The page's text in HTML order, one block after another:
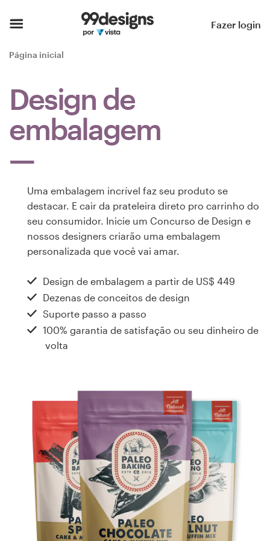
Fazer login
Página inicial
Design de
embalagem
Uma embalagem incrível faz seu produto se
destacar. E cair da prateleira direto pro carrinho do
seu consumidor. Inicie um Concurso de Design e
nossos designers criarão uma embalagem
personalizada que você vai amar.
Design de embalagem a partir de US$ 449
Dezenas de conceitos de design
Suporte passo a passo
100% garantia de satisfação ou seu dinheiro de
volta
Página inicial
Pesquisar categorias
Encontre um designer
Serviços
design
Concursos de designs
Projetos 1-para-1
Encontre um designer
99designs Pro
Quero
design